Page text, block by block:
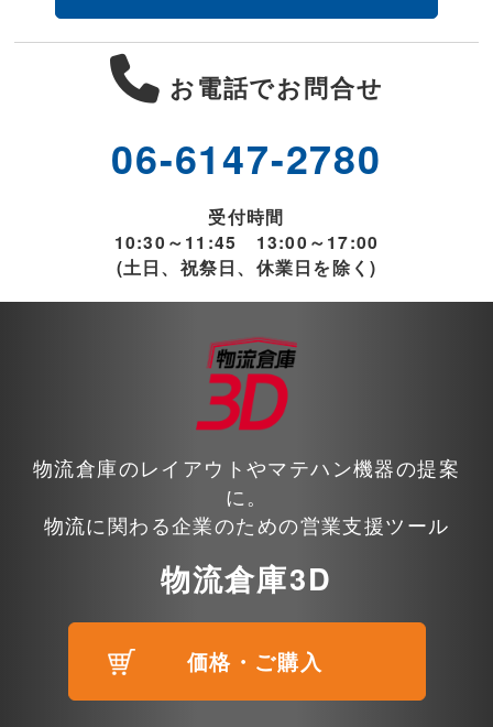
お電話でお問合せ
06-6147-2780
受付時間
10:30～11:45 13:00～17:00
(土日、祝祭日、休業日を除く)
物流倉庫のレイアウトやマテハン機器の提案
に。
物流に関わる企業のための営業支援ツール
物流倉庫3D
価格・ご購入